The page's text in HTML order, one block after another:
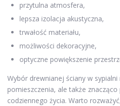
przytulna atmosfera,
lepsza izolacja akustyczna,
trwałość materiału,
możliwości dekoracyjne,
optyczne powiększenie
Wybór drewnianej ściany w
pomieszczenia, ale także
codziennego życia. Warto